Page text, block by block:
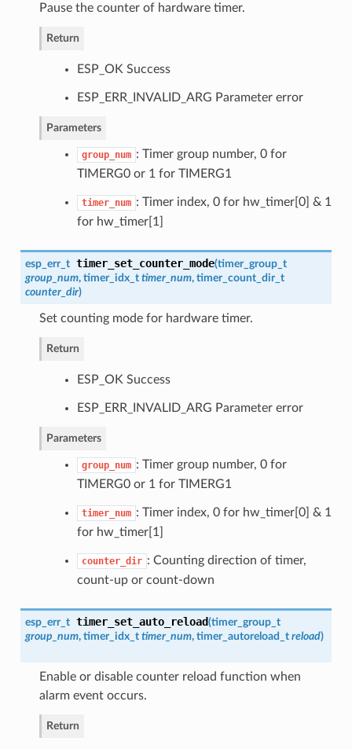
Pause the counter of hardware timer.
Return
ESP_OK Success
ESP_ERR_INVALID_ARG Parameter error
Parameters
group_num : Timer group number, 0 for
TIMERG0 or 1 for TIMERG1
timer_num : Timer index, 0 for hw_timer[0] & 1
for hw_timer[1]
esp_err_t timer_set_counter_mode(timer_group_t
group_num, timer_idx_t timer_num, timer_count_dir_t
counter_dir)
Set counting mode for hardware timer.
Return
ESP_OK Success
ESP_ERR_INVALID_ARG Parameter error
Parameters
group_num : Timer group number, 0 for
TIMERG0 or 1 for TIMERG1
timer_num : Timer index, 0 for hw_timer[0] & 1
for hw_timer[1]
counter_dir : Counting direction of timer,
count-up or count-down
esp_err_t timer_set_auto_reload(timer_group_t
group_num, timer_idx_t timer_num, timer_autoreload_t reload)
Enable or disable counter reload function when
alarm event occurs.
Return